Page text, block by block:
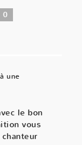
0
une
le bon
vous